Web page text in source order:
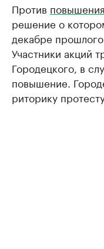
Против
решение о
декабре прошлого
Участники акций
Городецкого, в
повышение.
риторику